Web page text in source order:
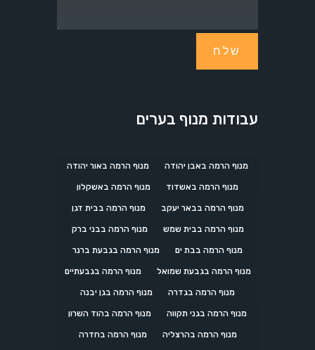
שלח
עבודות מנוף בערים
מנוף הרמה באבן יהודה מנוף הרמה באור יהודה
מנוף הרמה באשדוד מנוף הרמה באשקלון
מנוף הרמה בבאר יעקב מנוף הרמה בבית דגן
מנוף הרמה בבית שמש מנוף הרמה בבני ברק
מנוף הרמה בבת ים מנוף הרמה בגבעת ברנר
מנוף הרמה בגבעת שמואל מנוף הרמה בגבעתיים
מנוף הרמה בגדרה מנוף הרמה בגן יבנה
מנוף הרמה בגני תקווה מנוף הרמה בהוד השרון
מנוף הרמה בהרצליה מנוף הרמה בחדרה